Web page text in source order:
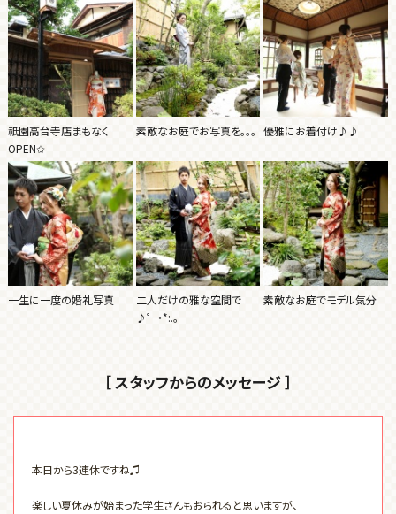
祇園高台寺店まもなく
OPEN✩
素敵なお庭でお写真を。。。 優雅にお着付け♪♪
一生に一度の婚礼写真
二人だけの雅な空間で
♪゜・*:.。
素敵なお庭でモデル気分
［ スタッフからのメッセージ ］
本日から3連休ですね♫
楽しい夏休みが始まった学生さんもおられると思いますが、